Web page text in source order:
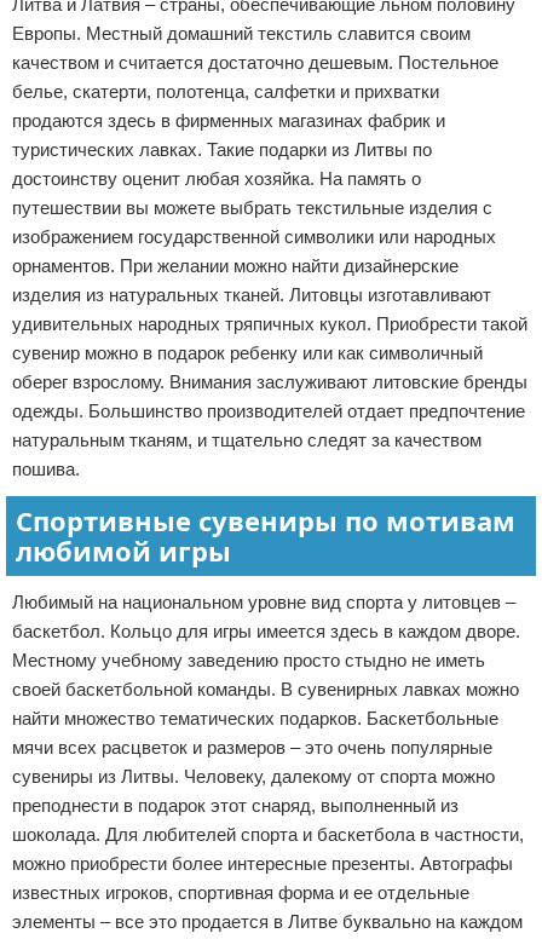
Литва и Латвия – страны, обеспечивающие льном половину
Европы. Местный домашний текстиль славится своим
качеством и считается достаточно дешевым. Постельное
белье, скатерти, полотенца, салфетки и прихватки
продаются здесь в фирменных магазинах фабрик и
туристических лавках. Такие подарки из Литвы по
достоинству оценит любая хозяйка. На память о
путешествии вы можете выбрать текстильные изделия с
изображением государственной символики или народных
орнаментов. При желании можно найти дизайнерские
изделия из натуральных тканей. Литовцы изготавливают
удивительных народных тряпичных кукол. Приобрести такой
сувенир можно в подарок ребенку или как символичный
оберег взрослому. Внимания заслуживают литовские бренды
одежды. Большинство производителей отдает предпочтение
натуральным тканям, и тщательно следят за качеством
пошива.
Спортивные сувениры по мотивам
любимой игры
Любимый на национальном уровне вид спорта у литовцев –
баскетбол. Кольцо для игры имеется здесь в каждом дворе.
Местному учебному заведению просто стыдно не иметь
своей баскетбольной команды. В сувенирных лавках можно
найти множество тематических подарков. Баскетбольные
мячи всех расцветок и размеров – это очень популярные
сувениры из Литвы. Человеку, далекому от спорта можно
преподнести в подарок этот снаряд, выполненный из
шоколада. Для любителей спорта и баскетбола в частности,
можно приобрести более интересные презенты. Автографы
известных игроков, спортивная форма и ее отдельные
элементы – все это продается в Литве буквально на каждом